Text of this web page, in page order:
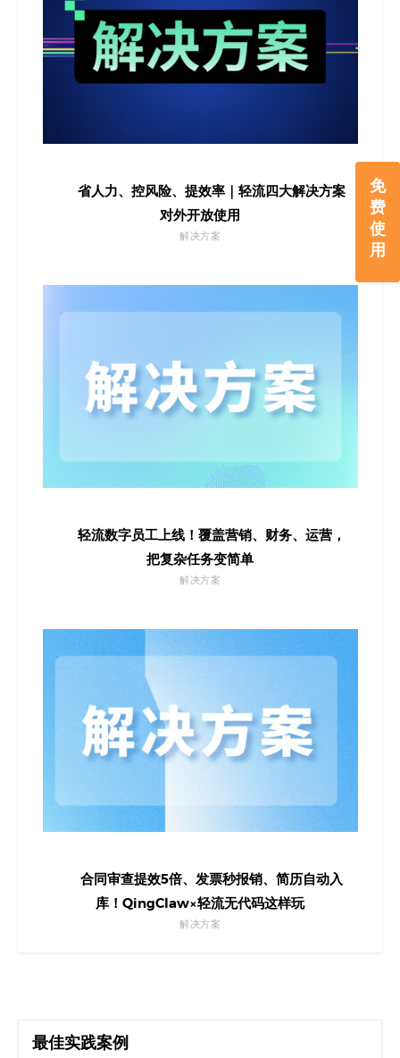
免
费
使
用
省人力、控风险、提效率｜轻流四大解决方案
对外开放使用
解决方案
轻流数字员工上线！覆盖营销、财务、运营，
把复杂任务变简单
解决方案
合同审查提效5倍、发票秒报销、简历自动入
库！QingClaw×轻流无代码这样玩
解决方案
最佳实践案例